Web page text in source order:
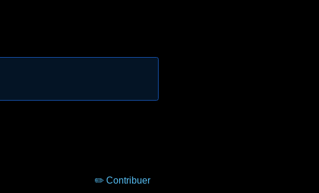
✏️ Contribuer